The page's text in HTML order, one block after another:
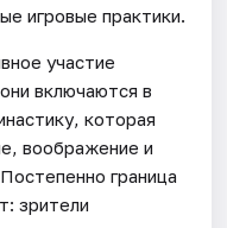
игровые практики.
участие
включаются в
которая
воображение и
граница
зрители